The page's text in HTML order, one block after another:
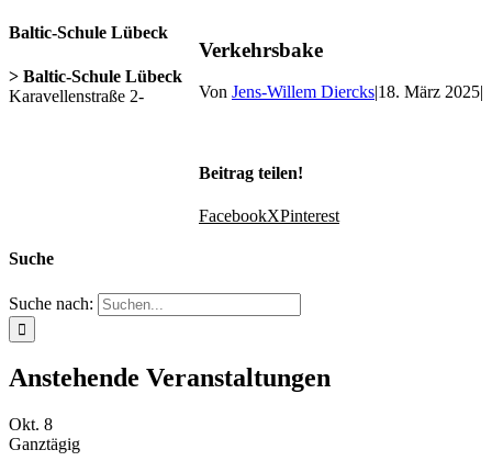
Verkehrsbake
Von Jens-Willem Diercks|18. März 2025|
Beitrag teilen!
FacebookXPinterest
Suche
Suche nach:
Anstehende Veranstaltungen
Okt. 8
Ganztägig
Baltic-Schule Lübeck
> Baltic-Schule Lübeck
Karavellenstraße 2-